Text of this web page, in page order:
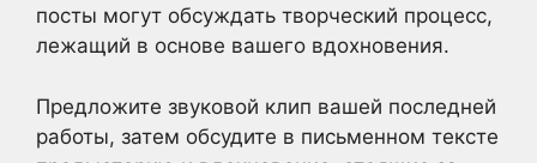
посты могут обсуждать творческий процесс,
лежащий в основе вашего вдохновения.
Предложите звуковой клип вашей последней
работы, затем обсудите в письменном тексте